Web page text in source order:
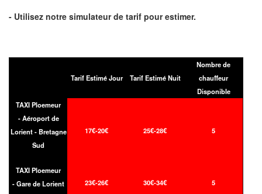
- Utilisez notre simulateur de tarif pour estimer.
Tarif Estimé Jour Tarif Estimé Nuit
Nombre de
chauffeur
Disponible
TAXI Ploemeur
- Aéroport de
Lorient - Bretagne
Sud
17€-20€ 25€-28€ 5
TAXI Ploemeur
- Gare de Lorient
23€-26€ 30€-34€ 5